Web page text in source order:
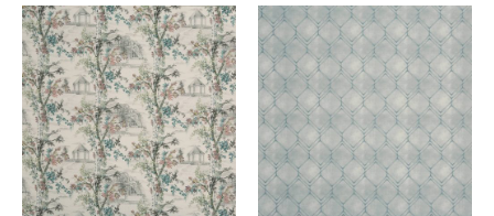
DODAJ
NA
LISTU
ŽELJA
NA
LISTU
ŽELJA